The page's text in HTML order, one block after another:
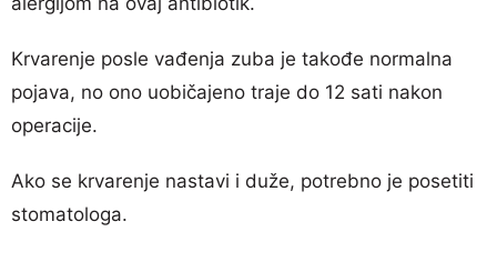
Krvarenje posle vađenja zuba je takođe normalna
pojava, no ono uobičajeno traje do 12 sati nakon
operacije.
Ako se krvarenje nastavi i duže, potrebno je posetiti
stomatologa.